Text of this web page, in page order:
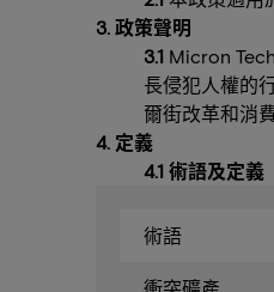
3. 政策聲明
3.1 Micron
長侵犯人權的
爾街改革和消
4. 定義
4.1 術語及定義
術語